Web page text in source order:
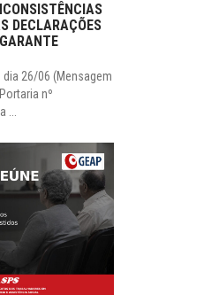
DECLARAÇÕES
26/06 (Mensagem
nº
...